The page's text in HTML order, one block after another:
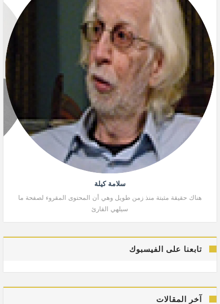
سلامة كيلة
هناك حقيقة مثبتة منذ زمن طويل وهي أن المحتوى المقروء لصفحة ما
سيلهي القارئ
تابعنا على الفيسبوك
آخر المقالات